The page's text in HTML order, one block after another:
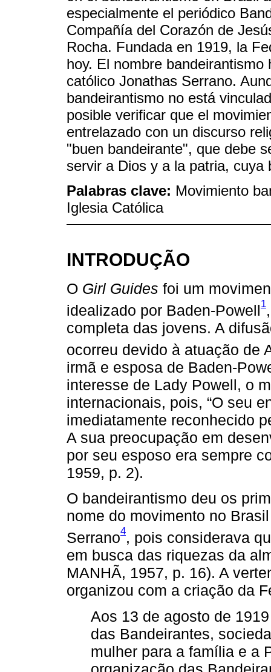
especialmente el periódico
Compañía del Corazón de
Rocha. Fundada en 1919, la
hoy. El nombre
católico Jonathas Serrano.
bandeirantismo no está
posible verificar que el
entrelazado con un discurso
"buen bandeirante", que debe
servir a Dios y a la patria,
Palabras clave: Movimiento
Iglesia Católica
INTRODUÇÃO
O Girl Guides foi um
idealizado por Baden-Powell1
completa das jovens. A
ocorreu devido à atuação de
irmã e esposa de Baden-
interesse de Lady Powell, o
internacionais, pois, “O seu
imediatamente reconhecido
A sua preocupação em
por seu esposo era sempre
1959, p. 2).
O bandeirantismo deu os
nome do movimento no
Serrano4, pois considerava
em busca das riquezas da
MANHÃ, 1957, p. 16). A
organizou com a criação da
Aos 13 de agosto de
das Bandeirantes,
mulher para a família e a